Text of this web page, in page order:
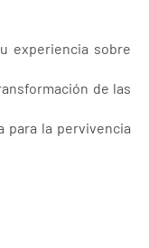
experiencia sobre
de las
para la pervivencia